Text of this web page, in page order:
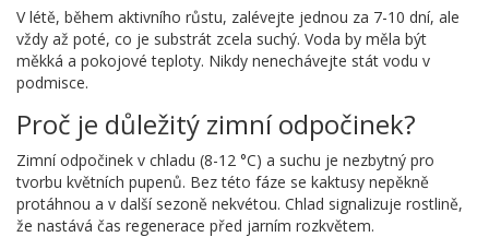
V létě, během aktivního růstu, zalévejte jednou za 7-10 dní, ale
vždy až poté, co je substrát zcela suchý. Voda by měla být
měkká a pokojové teploty. Nikdy nenechávejte stát vodu v
podmisce.
Proč je důležitý zimní odpočinek?
Zimní odpočinek v chladu (8-12 °C) a suchu je nezbytný pro
tvorbu květních pupenů. Bez této fáze se kaktusy nepěkně
protáhnou a v další sezoně nekvétou. Chlad signalizuje rostlině,
že nastává čas regenerace před jarním rozkvětem.